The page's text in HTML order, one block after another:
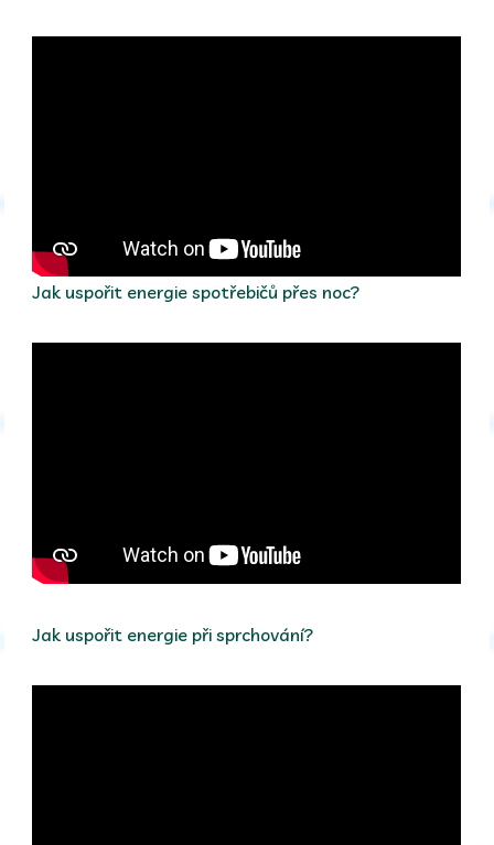
Jak uspořit energie spotřebičů přes noc?
Jak uspořit energie při sprchování?